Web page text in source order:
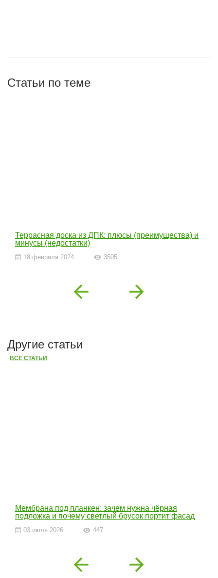
Статьи по теме
Террасная доска из ДПК: плюсы (преимущества) и
минусы (недостатки)
18 февраля 2024 3505
Previous Next
Другие статьи
ВСЕ СТАТЬИ
Мембрана под планкен: зачем нужна чёрная
подложка и почему светлый брусок портит фасад
03 июля 2026 447
Previous Next